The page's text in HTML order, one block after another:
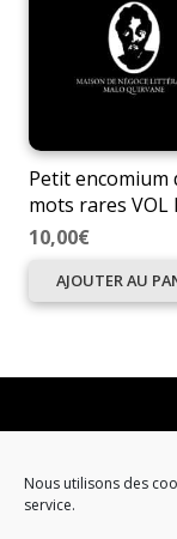
Nous utilisons des
service.
Petit encomium
mots rares VOL
10,00€
AJOUTER AU